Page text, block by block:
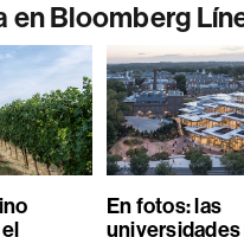
en Bloomberg
En fotos: las
universidades